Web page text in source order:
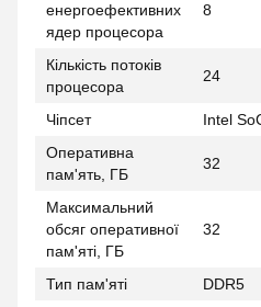
енергоефективних
ядер процесора
8
Кількість потоків
процесора
24
Чіпсет
Intel
Оперативна
пам'ять, ГБ
32
Максимальний
обсяг оперативної
пам'яті, ГБ
32
Тип пам'яті
DDR5